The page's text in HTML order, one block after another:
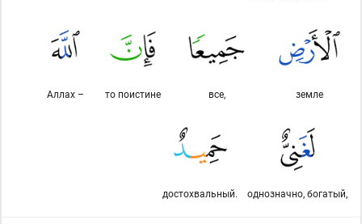
земле
все,
то поистине
Аллах –
однозначно, богатый,
достохвальный.